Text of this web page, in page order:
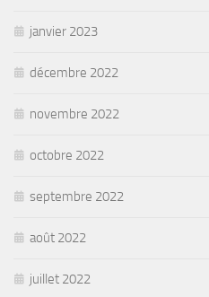
janvier 2023
décembre 2022
novembre 2022
octobre 2022
septembre 2022
août 2022
juillet 2022